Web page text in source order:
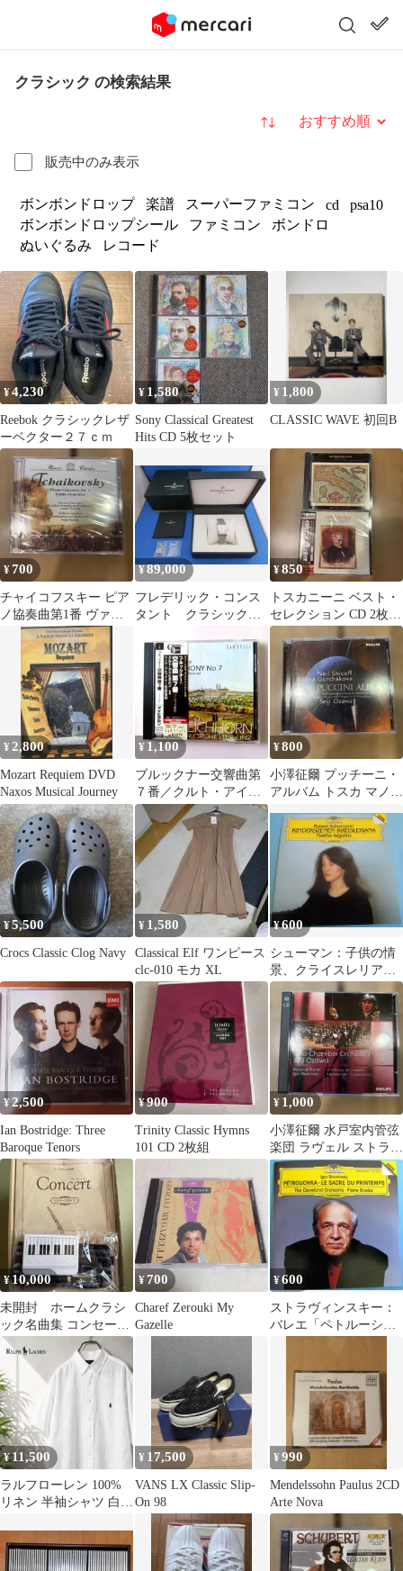
クラシック の検索結果
販売中のみ表示
並び替え
ボンボンドロップ 楽譜 スーパーファミコン cd
psa10
ボンボンドロップシール
ファミコン
ボンドロ
ぬいぐるみ
レコード
¥4,230
Reebok クラシックレザ
ーベクター２７ｃｍ
¥ 1,580
Sony Classical Greatest
Hits CD 5枚セット
¥ 1,800
CLASSIC WAVE 初回B
¥700
チャイコフスキー ピア
ノ協奏曲第1番 ヴァイ
オリン協奏曲
¥89,000
フレデリック・コンス
タント クラシックカ
245MC4C6B【極美品】
¥850
トスカニーニ ベスト・
セレクション CD 2枚セ
ット 英雄 イタリ
ア ほか
¥2,800
Mozart Requiem DVD
Naxos Musical Journey
¥ 1,100
ブルックナー交響曲第
７番／クルト・アイヒ
ホルン／リンツ・ブル
ックナー管弦楽団
¥800
小澤征爾 プッチーニ・
アルバム トスカ マノ
¥5,500
Crocs Classic Clog Navy
¥ 1,580
Classical Elf ワンピース
clc-010 モカ XL
¥600
シューマン：子供の情
景、クライスレリアー
ナ、マルタ・アルゲリ
ッチ
¥2,500
Ian Bostridge: Three
Baroque Tenors
¥900
Trinity Classic Hymns
101 CD 2枚組
¥ 1,000
小澤征爾 水戸室内管弦
楽団 ラヴェル ストラヴ
ィンスキー リハーサル
風景CD付
¥10,000
未開封 ホームクラシ
ック名曲集 コンセー
ル ユーキャン 全12巻
¥700
Charef Zerouki My
Gazelle
¥600
ストラヴィンスキー：
バレエ「ペトルーシュ
¥11,500
ラルフローレン 100%
リネン 半袖シャツ 白
¥ 17,500
VANS LX Classic Slip-
On 98
¥990
Mendelssohn Paulus 2CD
Arte Nova